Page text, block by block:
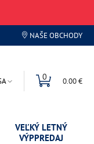
NAŠE OBCHODY
0 0.00 €
VEĽKÝ LETNÝ
VÝPPREDAJ